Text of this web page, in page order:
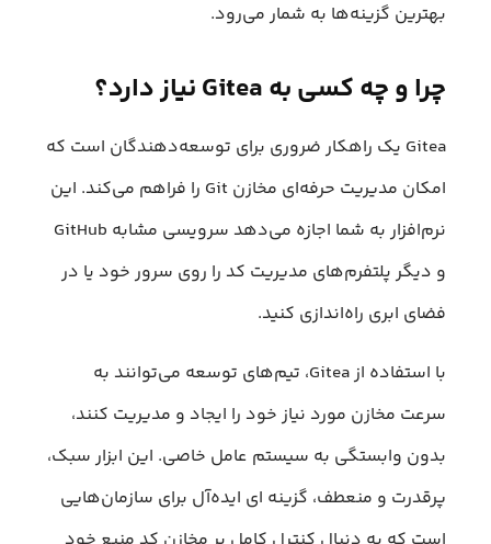
بهترین گزینه‌ها به شمار می‌رود.
چرا و چه کسی به Gitea نیاز دارد؟
Gitea یک راهکار ضروری برای توسعه‌دهندگان است که
امکان مدیریت حرفه‌ای مخازن Git را فراهم می‌کند. این
نرم‌افزار به شما اجازه می‌دهد سرویسی مشابه GitHub
و دیگر پلتفرم‌های مدیریت کد را روی سرور خود یا در
فضای ابری راه‌اندازی کنید.
با استفاده از Gitea، تیم‌های توسعه می‌توانند به
سرعت مخازن مورد نیاز خود را ایجاد و مدیریت کنند،
بدون وابستگی به سیستم عامل خاصی. این ابزار سبک،
پرقدرت و منعطف، گزینه ای ایده‌آل برای سازمان‌هایی